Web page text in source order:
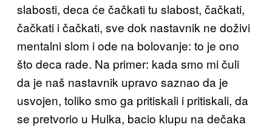
slabosti, deca će čačkati tu slabost, čačkati,
čačkati i čačkati, sve dok nastavnik ne doživi
mentalni slom i ode na bolovanje: to je ono
što deca rade. Na primer: kada smo mi čuli
da je naš nastavnik upravo saznao da je
usvojen, toliko smo ga pritiskali i pritiskali, da
se pretvorio u Hulka, bacio klupu na dečaka